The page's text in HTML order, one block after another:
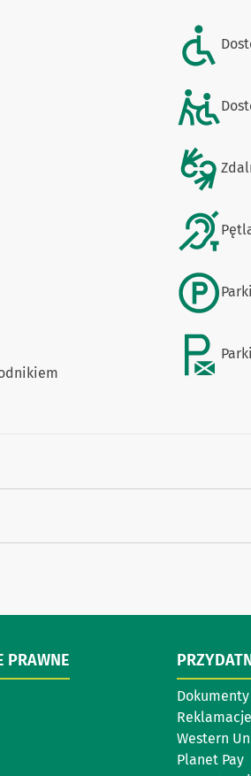
PRAWNE
Dokumenty
Reklamacje
Western
Planet Pay